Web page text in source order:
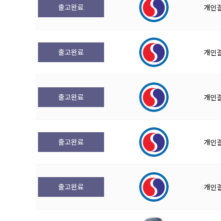
출고완료 개인
출고완료 개인
출고완료 개인
출고완료 개인
출고완료 개인